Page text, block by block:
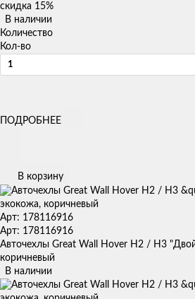
скидка 15%
В наличии
Количество
Кол-во
ПОДРОБНЕЕ
В корзину
Арт: 178116916
Арт: 178116916
Авточехлы Great Wall Hover H2 / H3
коричневый
В наличии